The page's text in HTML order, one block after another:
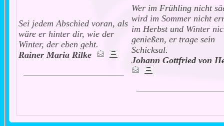
Sei jedem Abschied voran, als
wäre er hinter dir, wie der
Winter, der eben geht.
Rainer Maria Rilke
Wer im Frühling nicht
wird im Sommer nicht
im Herbst und Winter
genießen, er trage sein
Schicksal.
Johann Gottfried von